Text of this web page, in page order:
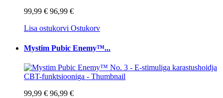
99,99 € 96,99 €
Lisa ostukorvi Ostukorv
Mystim Pubic Enemy™...
99,99 € 96,99 €